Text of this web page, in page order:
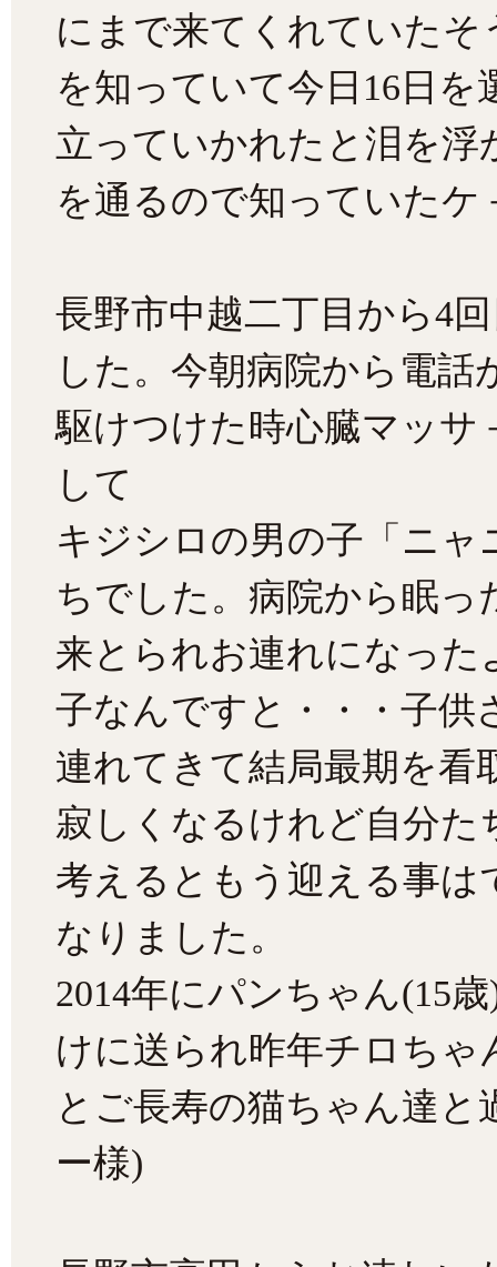
にまで来てくれていた
を知っていて今日16日を
立っていかれたと泪を
を通るので知っていたケ
長野市中越二丁目から4
した。今朝病院から電話
駆けつけた時心臓マッサ
して
キジシロの男の子「ニャ
ちでした。病院から眠っ
来とられお連れになっ
子なんですと・・・子供
連れてきて結局最期を看
寂しくなるけれど自分た
考えるともう迎える事
なりました。
2014年にパンちゃん(15
けに送られ昨年チロちゃ
とご長寿の猫ちゃん達
ー様)